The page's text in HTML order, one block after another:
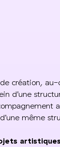
création,
d’une
même